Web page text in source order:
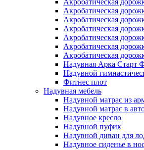
Акробатическая
Акробатическая
Акробатическая
Акробатическая
Акробатическая
Акробатическая
Акробатическая
Надувная Арка Старт
Надувной
Фитнес плот
Надувная мебель
Надувной матрас из
Надувной матрас в
Надувное кресло
Надувной пуфик
Надувной диван для
Надувное сиденье в